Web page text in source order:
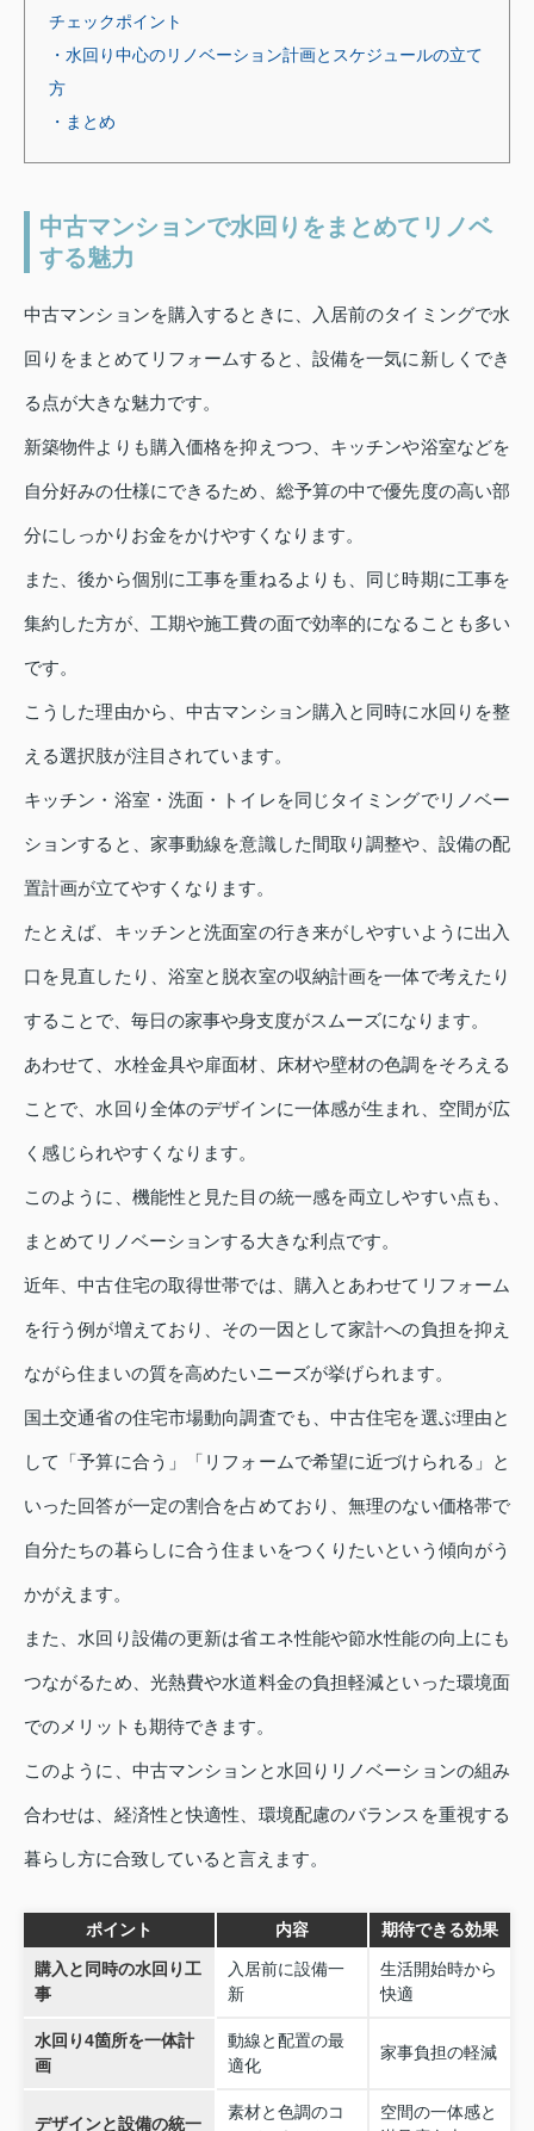
チェックポイント
・水回り中心のリノベーション計画とスケジュールの立て
方
・まとめ
中古マンションで水回りをまとめてリノベ
する魅力
中古マンションを購入するときに、入居前のタイミングで水
回りをまとめてリフォームすると、設備を一気に新しくでき
る点が大きな魅力です。
新築物件よりも購入価格を抑えつつ、キッチンや浴室などを
自分好みの仕様にできるため、総予算の中で優先度の高い部
分にしっかりお金をかけやすくなります。
また、後から個別に工事を重ねるよりも、同じ時期に工事を
集約した方が、工期や施工費の面で効率的になることも多い
です。
こうした理由から、中古マンション購入と同時に水回りを整
える選択肢が注目されています。
キッチン・浴室・洗面・トイレを同じタイミングでリノベー
ションすると、家事動線を意識した間取り調整や、設備の配
置計画が立てやすくなります。
たとえば、キッチンと洗面室の行き来がしやすいように出入
口を見直したり、浴室と脱衣室の収納計画を一体で考えたり
することで、毎日の家事や身支度がスムーズになります。
あわせて、水栓金具や扉面材、床材や壁材の色調をそろえる
ことで、水回り全体のデザインに一体感が生まれ、空間が広
く感じられやすくなります。
このように、機能性と見た目の統一感を両立しやすい点も、
まとめてリノベーションする大きな利点です。
近年、中古住宅の取得世帯では、購入とあわせてリフォーム
を行う例が増えており、その一因として家計への負担を抑え
ながら住まいの質を高めたいニーズが挙げられます。
国土交通省の住宅市場動向調査でも、中古住宅を選ぶ理由と
して「予算に合う」「リフォームで希望に近づけられる」と
いった回答が一定の割合を占めており、無理のない価格帯で
自分たちの暮らしに合う住まいをつくりたいという傾向がう
かがえます。
また、水回り設備の更新は省エネ性能や節水性能の向上にも
つながるため、光熱費や水道料金の負担軽減といった環境面
でのメリットも期待できます。
このように、中古マンションと水回りリノベーションの組み
合わせは、経済性と快適性、環境配慮のバランスを重視する
暮らし方に合致していると言えます。
ポイント 内容 期待できる効果
購入と同時の水回り工
事
入居前に設備一
新
生活開始時から
快適
水回り4箇所を一体計
画
動線と配置の最
適化
家事負担の軽減
デザインと設備の統一
素材と色調のコ
空間の一体感と